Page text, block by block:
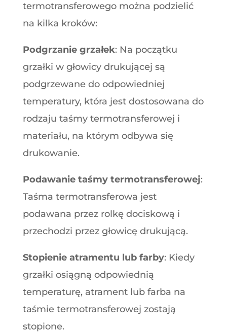
termotransferowego można podzielić
na kilka kroków:
Podgrzanie grzałek: Na początku
grzałki w głowicy drukującej są
podgrzewane do odpowiedniej
temperatury, która jest dostosowana do
rodzaju taśmy termotransferowej i
materiału, na którym odbywa się
drukowanie.
Podawanie taśmy termotransferowej:
Taśma termotransferowa jest
podawana przez rolkę dociskową i
przechodzi przez głowicę drukującą.
Stopienie atramentu lub farby: Kiedy
grzałki osiągną odpowiednią
temperaturę, atrament lub farba na
taśmie termotransferowej zostają
stopione.